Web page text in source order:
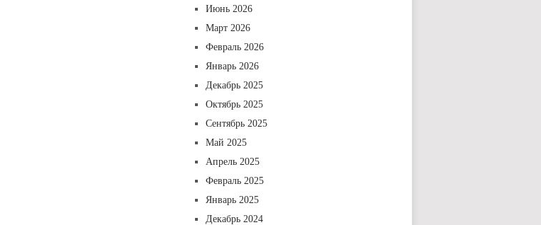
Июнь 2026
Март 2026
Февраль 2026
Январь 2026
Декабрь 2025
Октябрь 2025
Сентябрь 2025
Май 2025
Апрель 2025
Февраль 2025
Январь 2025
Декабрь 2024